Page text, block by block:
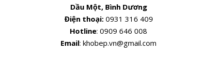
Dầu Một, Bình Dương
Điện thoại:0931 316 409
Hotline: 0909 646 008
Email: khobep.vn@gmail.com